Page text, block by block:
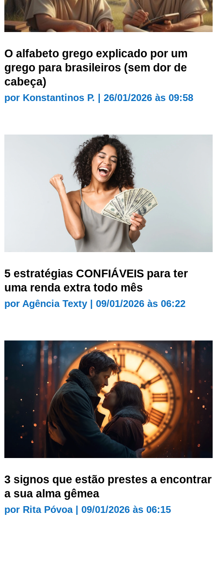
O alfabeto grego explicado por um
grego para brasileiros (sem dor de
cabeça)
por Konstantinos P. 26/01/2026 às 09:58
5 estratégias CONFIÁVEIS para ter
uma renda extra todo mês
por Agência Texty| 09/01/2026 às 06:22
3 signos que estão prestes a encontrar
a sua alma gêmea
por Rita Póvoa| 09/01/2026 às 06:15